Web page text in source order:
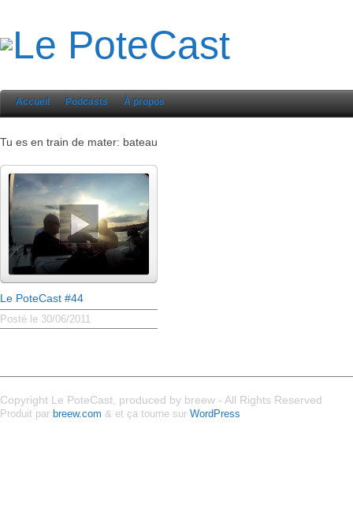
Accueil Podcasts À propos
Tu es en train de mater: bateau
Le PoteCast #44
Posté le 30/06/2011
Copyright Le PoteCast, produced by breew - All Rights Reserved
Produit par breew.com & et ça tourne sur WordPress